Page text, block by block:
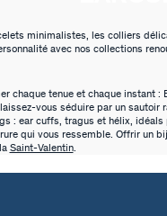
minimalistes, les colliers
avec nos collections
chaque tenue et chaque instant :
vous séduire par un sautoir
: ear cuffs, tragus et hélix,
qui vous ressemble. Offrir un
Saint-Valentin.